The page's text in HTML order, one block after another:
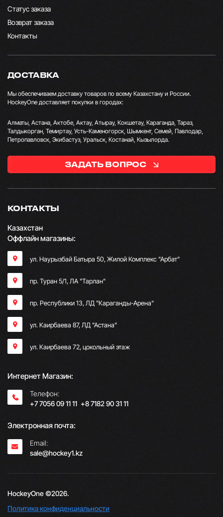
Статус заказа
Возврат заказа
Контакты
КОНТАКТЫ
Казахстан
Оффлайн магазины:
ул. Наурызбай Батыра 50, Жилой Комплекс "Арбат"
пр. Туран 5/1, ЛА "Тарлан"
пр. Республики 13, ​ЛД "Караганды-Арена"
ул. Каирбаева 87, ЛД "Астана"
ул. Каирбаева 72, цокольный этаж
Интернет Магазин:
Телефон:
+7 7056 09 11 11; +8 7182 90 31 11
Электронная почта:
Email:
sale@hockey1.kz
ДОСТАВКА
Мы обеспечиваем доставку товаров по всему Казахстану и России.
HockeyOne доставляет покупки в городах:
Алматы, Астана, Актобе, Актау, Атырау, Кокшетау, Караганда, Тараз,
Талдыкорган, Темиртау, Усть-Каменогорск, Шымкент, Семей, Павлодар,
Петропавловск, Экибастуз, Уральск, Костанай, Кызылорда.
ЗАДАТЬ ВОПРОС
HockeyOne ©2026.
Политика конфиденциальности